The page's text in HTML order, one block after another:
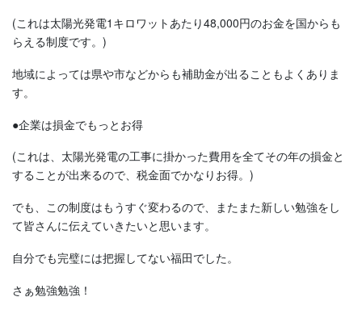
(これは太陽光発電1キロワットあたり48,000円のお金を国からも
らえる制度です。)
地域によっては県や市などからも補助金が出ることもよくありま
す。
●企業は損金でもっとお得
(これは、太陽光発電の工事に掛かった費用を全てその年の損金と
することが出来るので、税金面でかなりお得。)
でも、この制度はもうすぐ変わるので、またまた新しい勉強をし
て皆さんに伝えていきたいと思います。
自分でも完璧には把握してない福田でした。
さぁ勉強勉強！